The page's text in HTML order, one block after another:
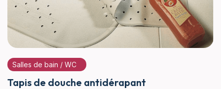
Salles de bain / WC
Tapis de douche antidérapant